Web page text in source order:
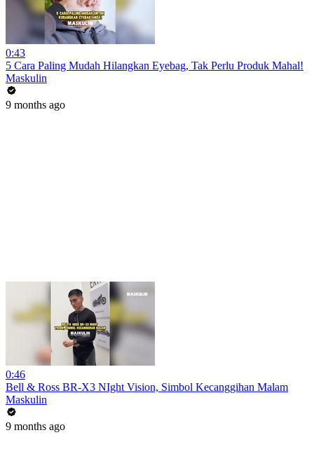
0:43
5 Cara Paling Mudah Hilangkan Eyebag, Tak Perlu Produk Mahal!
Maskulin
9 months ago
0:46
Bell & Ross BR-X3 NIght Vision, Simbol Kecanggihan Malam
Maskulin
9 months ago